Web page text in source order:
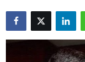
Epaper
धर्म